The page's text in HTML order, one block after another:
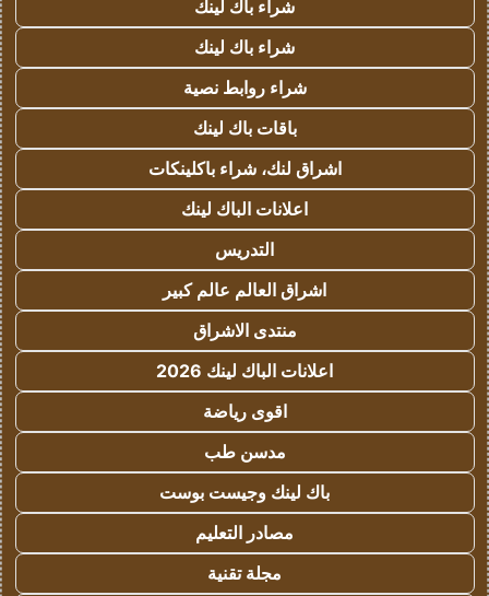
شراء باك لينك
شراء باك لينك
شراء روابط نصية
باقات باك لينك
اشراق لنك، شراء باكلينكات
اعلانات الباك لينك
التدريس
اشراق العالم عالم كبير
منتدى الاشراق
اعلانات الباك لينك 2026
اقوى رياضة
مدسن طب
باك لينك وجيست بوست
مصادر التعليم
مجلة تقنية